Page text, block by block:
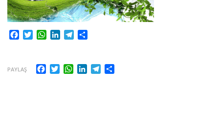
Facebook
TwitterWhatsApp
LinkedInTelegram
PAYLAŞ Facebook
TwitterWhatsApp
LinkedInTelegram